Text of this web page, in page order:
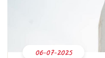
06-07-2025